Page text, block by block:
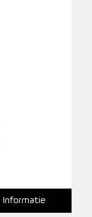
Informatie